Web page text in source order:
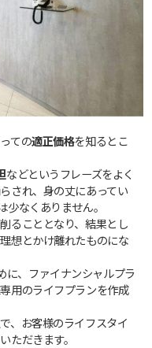
ての適正価格を知るとこ
などというフレーズをよく
され、身の丈にあってい
なくありません。
ることとなり、結果とし
想とかけ離れたものにな
に、ファイナンシャルプラ
用のライフプランを作成
、お客様のライフスタイ
ただきます。